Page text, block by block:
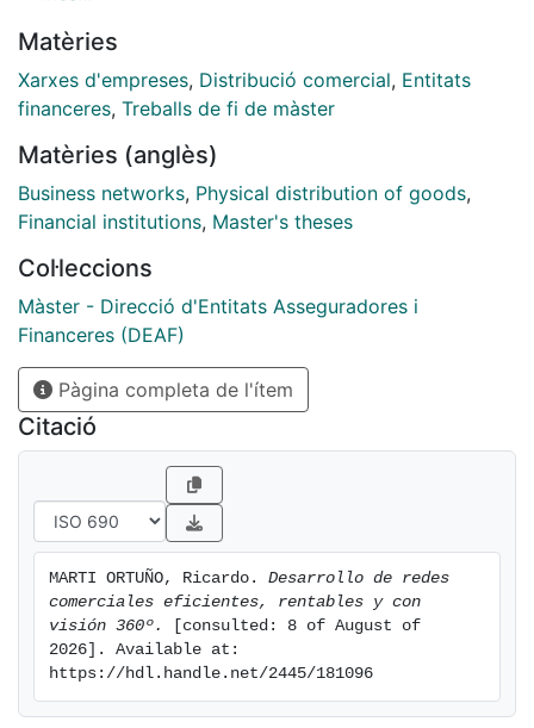
estable y anticíclico, tanto en negocio como en
arquitectura de red.
Matèries
Xarxes d'empreses, Distribució comercial, Entitats
financeres, Treballs de fi de màster
Matèries (anglès)
Business networks, Physical distribution of goods,
Financial institutions, Master's theses
Col·leccions
Màster - Direcció d'Entitats Asseguradores i
Financeres (DEAF)
Pàgina completa de l'ítem
Citació
MARTI ORTUÑO, Ricardo. Desarrollo de redes
comerciales eficientes, rentables y con
visión 360º.
[consulted: 8 of August of
2026]. Available at:
https://hdl.handle.net/2445/181096